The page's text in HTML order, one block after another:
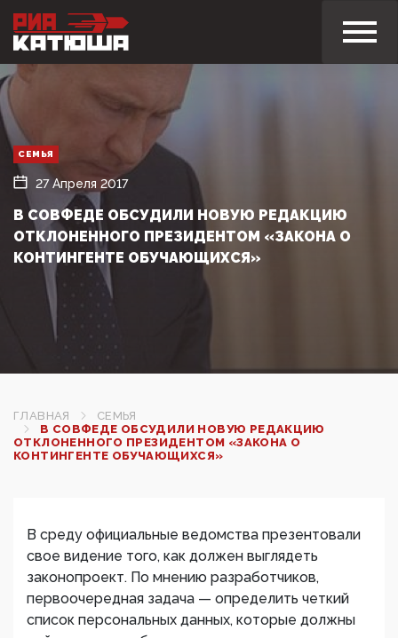
СЕМЬЯ
27 Апреля 2017
В СОВФЕДЕ ОБСУДИЛИ НОВУЮ РЕДАКЦИЮ
ОТКЛОНЕННОГО ПРЕЗИДЕНТОМ «ЗАКОНА О
КОНТИНГЕНТЕ ОБУЧАЮЩИХСЯ»
ГЛАВНАЯ
СЕМЬЯ
В СОВФЕДЕ ОБСУДИЛИ НОВУЮ РЕДАКЦИЮ
ОТКЛОНЕННОГО ПРЕЗИДЕНТОМ «ЗАКОНА О
КОНТИНГЕНТЕ ОБУЧАЮЩИХСЯ»
В среду официальные ведомства презентовали
свое видение того, как должен выглядеть
законопроект. По мнению разработчиков,
первоочередная задача — определить четкий
список персональных данных, которые должны